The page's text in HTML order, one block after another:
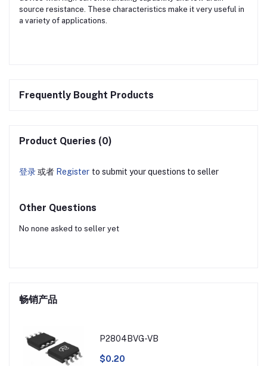
source resistance. These characteristics make it very useful in
a variety of applications.
Frequently Bought Products
Product Queries (0)
登录或者 Register to submit your questions to seller
Other Questions
No none asked to seller yet
畅销产品
P2804BVG-VB
$0.20